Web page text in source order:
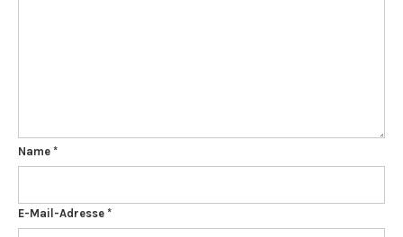
Name *
E-Mail-Adresse *